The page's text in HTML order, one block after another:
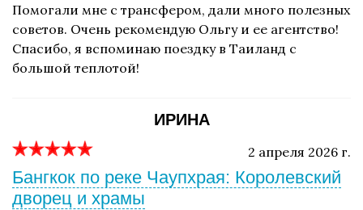
Помогали мне с трансфером, дали много полезных
советов. Очень рекомендую Ольгу и ее агентство!
Спасибо, я вспоминаю поездку в Таиланд с
большой теплотой!
ИРИНА
2 апреля 2026 г.
Бангкок по реке Чаупхрая: Королевский
дворец и храмы